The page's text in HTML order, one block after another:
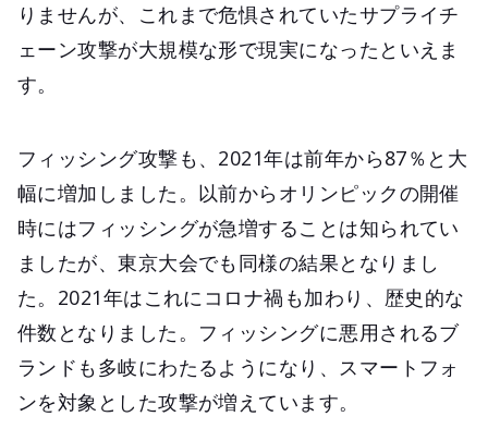
りませんが、これまで危惧されていたサプライチ
ェーン攻撃が大規模な形で現実になったといえま
す。
フィッシング攻撃も、2021年は前年から87％と大
幅に増加しました。以前からオリンピックの開催
時にはフィッシングが急増することは知られてい
ましたが、東京大会でも同様の結果となりまし
た。2021年はこれにコロナ禍も加わり、歴史的な
件数となりました。フィッシングに悪用されるブ
ランドも多岐にわたるようになり、スマートフォ
ンを対象とした攻撃が増えています。